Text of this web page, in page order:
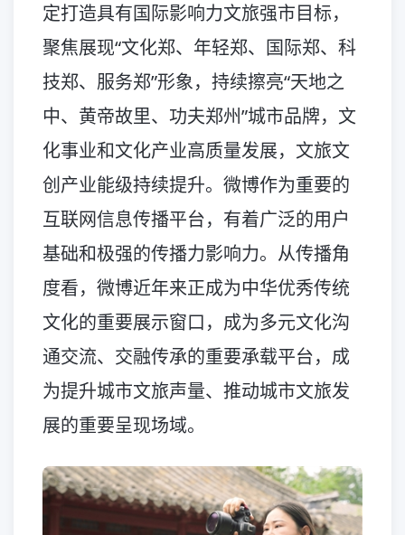
定打造具有国际影响力文旅强市目标，
聚焦展现“文化郑、年轻郑、国际郑、科
技郑、服务郑”形象，持续擦亮“天地之
中、黄帝故里、功夫郑州”城市品牌，文
化事业和文化产业高质量发展，文旅文
创产业能级持续提升。微博作为重要的
互联网信息传播平台，有着广泛的用户
基础和极强的传播力影响力。从传播角
度看，微博近年来正成为中华优秀传统
文化的重要展示窗口，成为多元文化沟
通交流、交融传承的重要承载平台，成
为提升城市文旅声量、推动城市文旅发
展的重要呈现场域。